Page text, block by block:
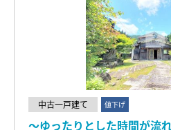
中古一戸建て 値下げ
～ゆったりとした時間が流